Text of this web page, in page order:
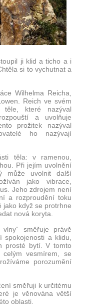
ji klid a ticho a i
si to vychutnat a
Wilhelma Reicha,
Reich ve svém
které nazýval
a uvolňuje
prožitek nazýval
ho nazývají
těla: v ramenou,
Při jejím uvolnění
může uvolnit další
jako vibrace,
Jeho zdrojem není
a rozproudění toku
jako když se protrhne
nová koryta.
směřuje právě
a klidu,
prosté bytí. V tomto
vesmírem, se
porozumění
směřuji k určitému
je věnována větší
oblasti.